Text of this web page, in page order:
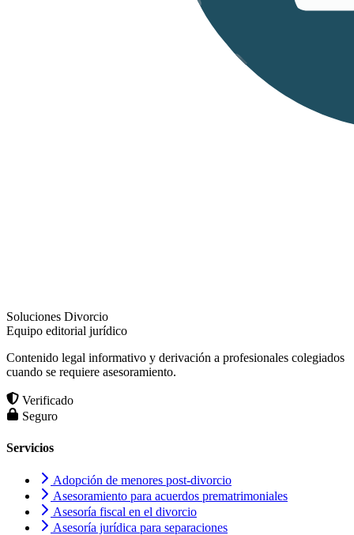
Soluciones Divorcio
Equipo editorial jurídico
Contenido legal informativo y derivación a profesionales colegiados
cuando se requiere asesoramiento.
Verificado
Seguro
Servicios
Adopción de menores post-divorcio
Asesoramiento para acuerdos prematrimoniales
Asesoría fiscal en el divorcio
Asesoría jurídica para separaciones